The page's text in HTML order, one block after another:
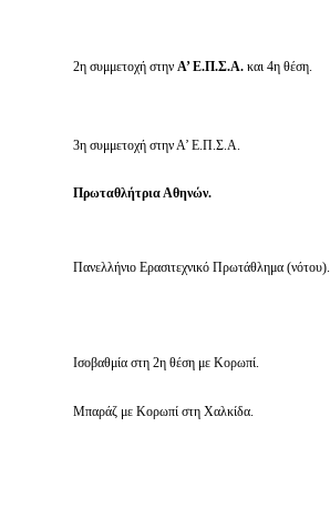
2η συμμετοχή στην Α’ Ε.Π.Σ.Α. και 4η θέση.
3η συμμετοχή στην Α’ Ε.Π.Σ.Α.
Πρωταθλήτρια Αθηνών.
Πανελλήνιο Ερασιτεχνικό Πρωτάθλημα (νότου).
Ισοβαθμία στη 2η θέση με Κορωπί.
Μπαράζ με Κορωπί στη Χαλκίδα.